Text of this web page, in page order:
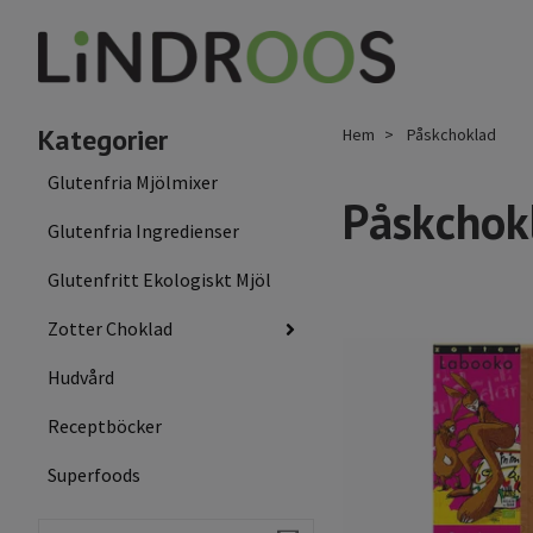
Kategorier
Glutenfria Mjölmixer
Glutenfria Ingredienser
Glutenfritt Ekologiskt Mjöl
Zotter Choklad
Hudvård
Receptböcker
Superfoods
Hem Påskchoklad